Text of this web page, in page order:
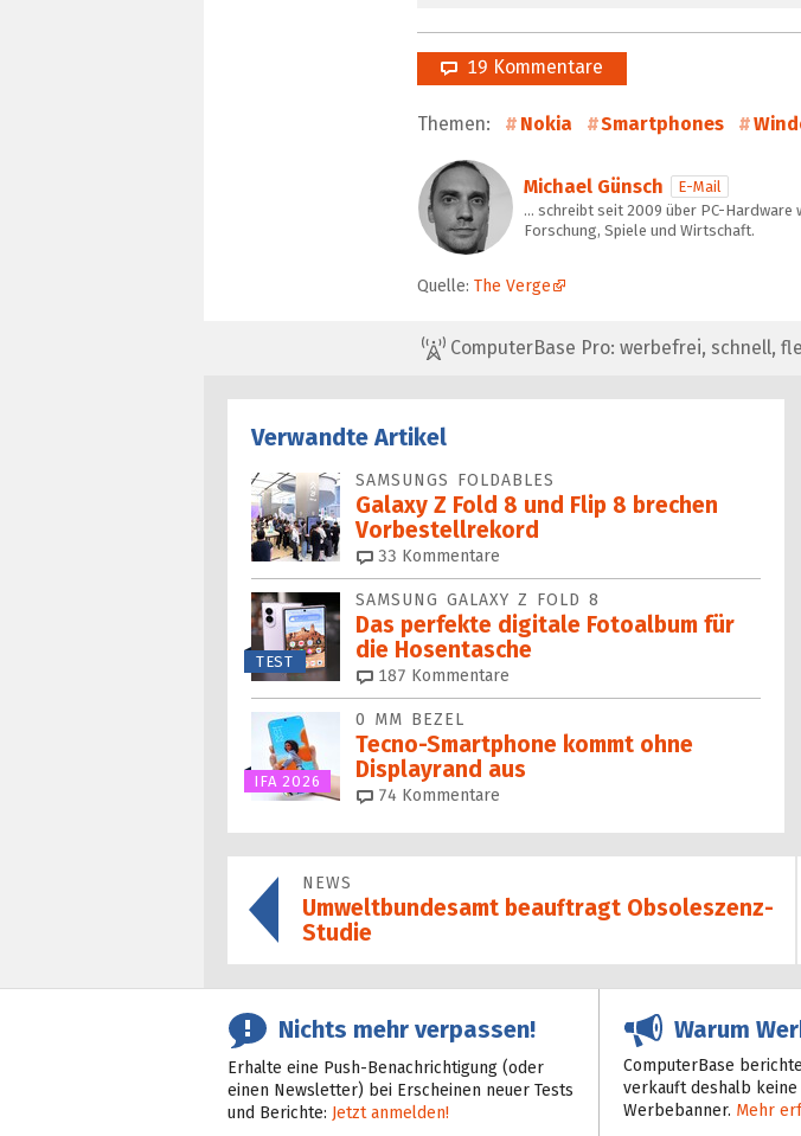
19 Kommentare
Themen: Nokia Smartphones
Michael Günsch
E-Mail
… schreibt seit 2009 über PC-Hardware
Forschung, Spiele und Wirtschaft.
Quelle: The Verge
ComputerBase Pro: werbefrei, schnell,
Verwandte Artikel
SAMSUNGS FOLDABLES
Galaxy Z Fold 8 und Flip 8 brechen
Vorbestellrekord
33 Kommentare
TEST
SAMSUNG GALAXY Z FOLD 8
Das perfekte digitale Foto­al­bum für
die Hosentasche
187 Kommentare
IFA 2026
0 MM BEZEL
Tecno-Smartphone kommt ohne
Displayrand aus
74 Kommentare
NEWS
Umweltbundesamt beauftragt Obsoleszenz-
Studie
Nichts mehr verpassen!
Erhalte eine Push-Benachrichtigung (oder
einen Newsletter) bei Erscheinen neuer Tests
und Berichte: Jetzt anmelden!
Warum
ComputerBase
verkauft deshalb
Werbebanner. Mehr